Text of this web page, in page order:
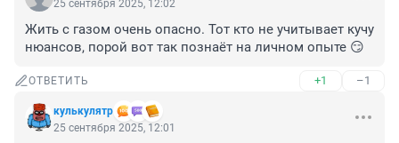
25 сентября 2025, 12:02
Жить с газом очень опасно. Тот кто не учитывает кучу
нюансов, порой вот так познаёт на личном опыте 😏
ОТВЕТИТЬ +1 –1
кулькулятр
25 сентября 2025, 12:01